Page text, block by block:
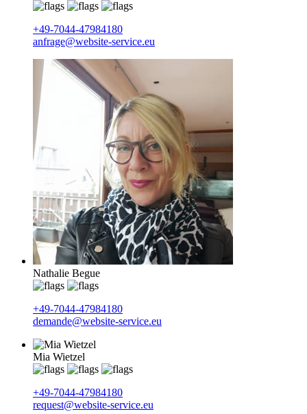
+49-7044-47984180
anfrage@website-service.eu
Nathalie Begue
+49-7044-47984180
demande@website-service.eu
Mia Wietzel
+49-7044-47984180
request@website-service.eu